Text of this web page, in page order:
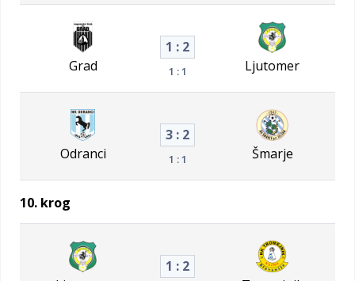
Grad
1 : 2
1 : 1 Ljutomer
Odranci
3 : 2
1 : 1 Šmarje
10. krog
1 : 2